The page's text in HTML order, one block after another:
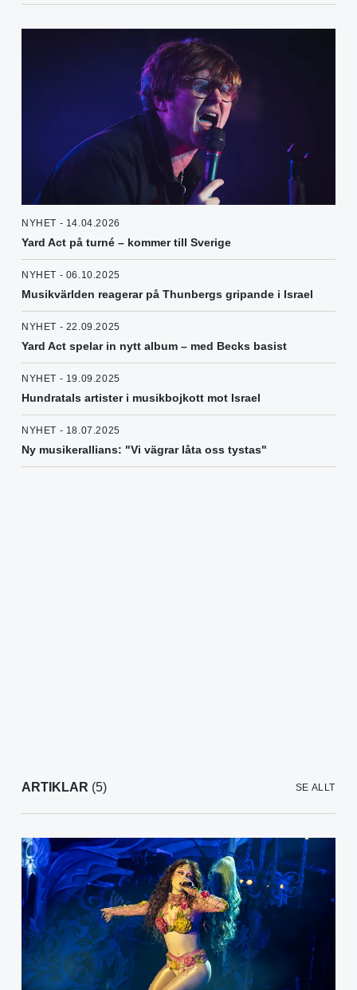
NYHET - 14.04.2026
Yard Act på turné – kommer till Sverige
NYHET - 06.10.2025
Musikvärlden reagerar på Thunbergs gripande i Israel
NYHET - 22.09.2025
Yard Act spelar in nytt album – med Becks basist
NYHET - 19.09.2025
Hundratals artister i musikbojkott mot Israel
NYHET - 18.07.2025
Ny musikerallians: "Vi vägrar låta oss tystas"
ARTIKLAR (5) SE ALLT